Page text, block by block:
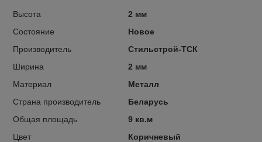
Высота
2 мм
Состояние
Новое
Производитель
Стильстрой-ТСК
Ширина
2 мм
Материал
Металл
Страна производитель
Беларусь
Общая площадь
9 кв.м
Цвет
Коричневый